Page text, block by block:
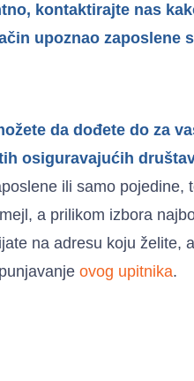
kontaktirajte nas
upoznao zaposlene
da dođete do za
osiguravajućih
ili samo pojedine,
a prilikom izbora
na adresu koju želite,
ovog upitnika.